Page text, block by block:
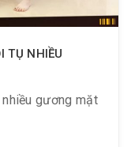
TỤ NHIỀU
gương mặt